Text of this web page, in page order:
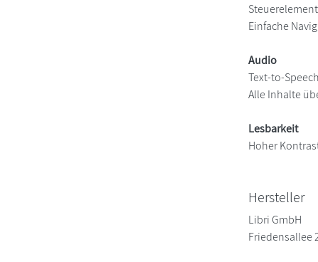
Einfache
Audio
Text-to-
Alle Inhalte
Lesbarkeit
Hoher
Hersteller
Libri GmbH
Friedensallee